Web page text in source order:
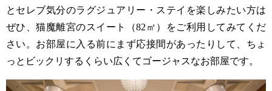
とセレブ気分のラグジュアリー・ステイを楽しみたい方は
ぜひ、猫魔離宮のスイート（82㎡）をご利用してみてくだ
さい。お部屋に入る前にまず応接間があったりして、ちょ
っとビックリするくらい広くてゴージャスなお部屋です。